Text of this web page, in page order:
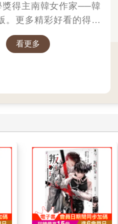
獎得主南韓女作家──韓
。更多精彩好看的得獎
看更多